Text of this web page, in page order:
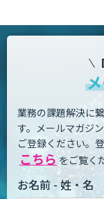
業務の課題解決に
す。 メールマガジ
ご登録ください。
こちら をご覧く
お名前 - 姓・名